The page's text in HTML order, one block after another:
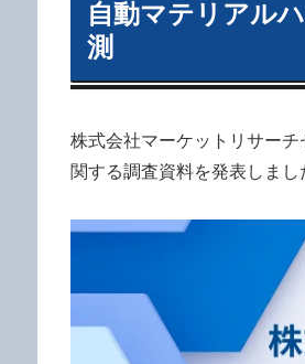
自動マテリアル
測
株式会社マーケットリサー
関する調査資料を発表しまし